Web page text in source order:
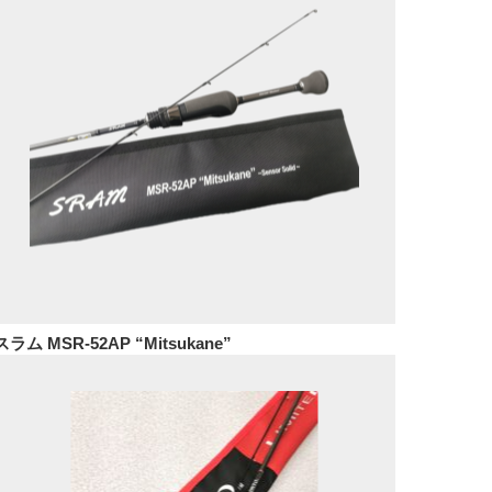
ラム MSR-52AP “Mitsukane”